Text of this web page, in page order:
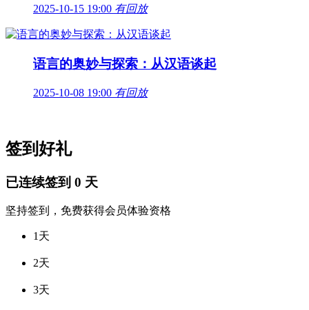
2025-10-15 19:00 有回放
语言的奥妙与探索：从汉语谈起
2025-10-08 19:00 有回放
签到好礼
已连续签到 0 天
坚持签到，免费获得会员体验资格
1天
2天
3天